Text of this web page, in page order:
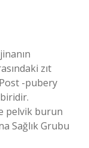
zıt
-pubery
pelvik burun
Sağlık Grubu